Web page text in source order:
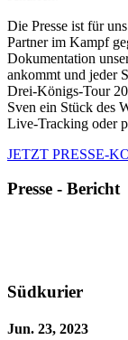
Die Presse ist für
Partner im Kampf
Dokumentation
ankommt und jeder
Drei-Königs-Tour
Sven ein Stück des
Live-Tracking oder
JETZT PRESSE-
Presse - Bericht
Südkurier
Jun. 23, 2023